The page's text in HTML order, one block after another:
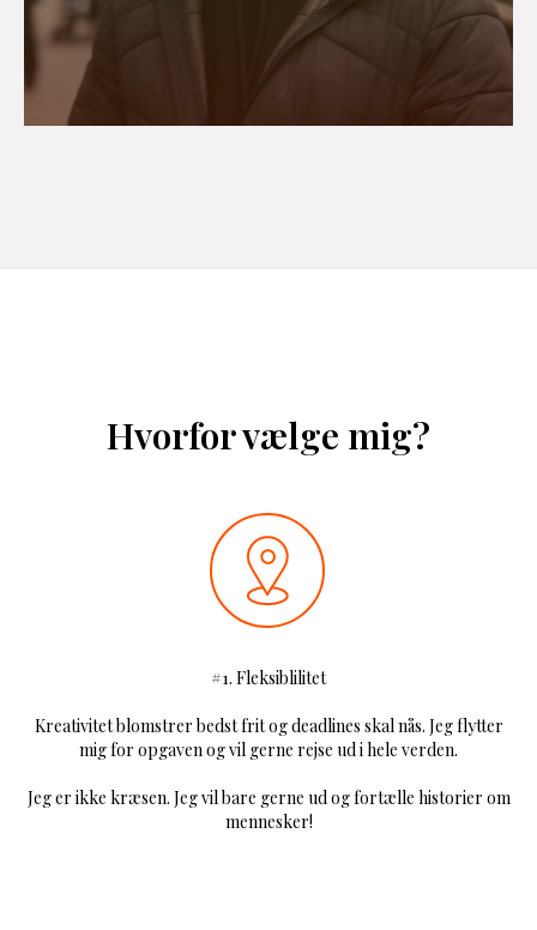
Hvorfor vælge mig?
#1. Fleksiblilitet
Kreativitet blomstrer bedst frit og deadlines skal nås. Jeg flytter
mig for opgaven og vil gerne rejse ud i hele verden.
Jeg er ikke kræsen. Jeg vil bare gerne ud og fortælle historier om
mennesker!